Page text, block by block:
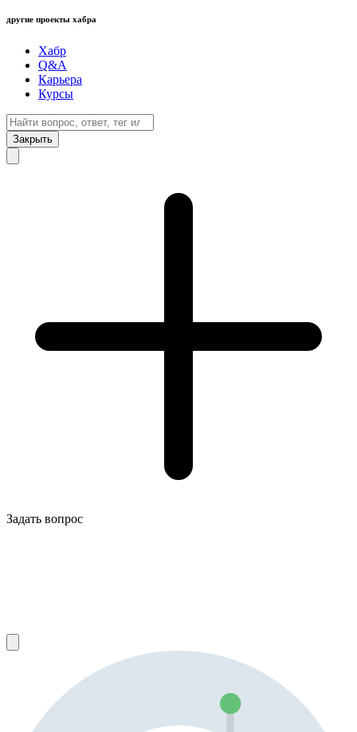
другие проекты хабра
Хабр
Q&A
Карьера
Курсы
Закрыть
Задать вопрос